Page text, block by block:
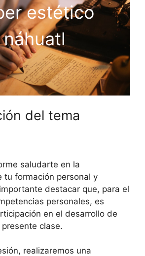
estético
náhuatl
del tema
saludarte en la
tu formación personal y
destacar que, para el
personales, es
en el desarrollo de
clase.
realizaremos una